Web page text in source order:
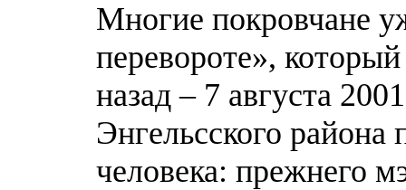
Многие покровчане
перевороте»,
назад – 7 августа
Энгельсского района
человека: прежнего